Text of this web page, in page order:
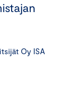
Oy ISA